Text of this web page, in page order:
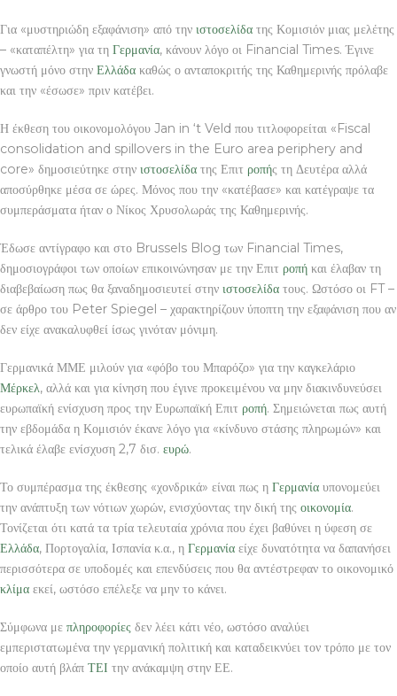
Για «μυστηριώδη εξαφάνιση» από την ιστοσελίδα της Κομισιόν μιας μελέτης
– «καταπέλτη» για τη Γερμανία, κάνουν λόγο οι Financial Times. Έγινε
γνωστή μόνο στην Ελλάδα καθώς ο ανταποκριτής της Καθημερινής πρόλαβε
και την «έσωσε» πριν κατέβει.
Η έκθεση του οικονομολόγου Jan in ‘t Veld που τιτλοφορείται «Fiscal
consolidation and spillovers in the Euro area periphery and
core» δημοσιεύτηκε στην ιστοσελίδα της Επιτ ροπής τη Δευτέρα αλλά
αποσύρθηκε μέσα σε ώρες. Μόνος που την «κατέβασε» και κατέγραψε τα
συμπεράσματα ήταν ο Νίκος Χρυσολωράς της Καθημερινής.
Έδωσε αντίγραφο και στο Brussels Blog των Financial Times,
δημοσιογράφοι των οποίων επικοινώνησαν με την Επιτ ροπή και έλαβαν τη
διαβεβαίωση πως θα ξαναδημοσιευτεί στην ιστοσελίδα τους. Ωστόσο οι FT –
σε άρθρο του Peter Spiegel – χαρακτηρίζουν ύποπτη την εξαφάνιση που αν
δεν είχε ανακαλυφθεί ίσως γινόταν μόνιμη.
Γερμανικά ΜΜΕ μιλούν για «φόβο του Μπαρόζο» για την καγκελάριο
Μέρκελ, αλλά και για κίνηση που έγινε προκειμένου να μην διακινδυνεύσει
ευρωπαϊκή ενίσχυση προς την Ευρωπαϊκή Επιτ ροπή. Σημειώνεται πως αυτή
την εβδομάδα η Κομισιόν έκανε λόγο για «κίνδυνο στάσης πληρωμών» και
τελικά έλαβε ενίσχυση 2,7 δισ. ευρώ.
Το συμπέρασμα της έκθεσης «χονδρικά» είναι πως η Γερμανία υπονομεύει
την ανάπτυξη των νότιων χωρών, ενισχύοντας την δική της οικονομία.
Τονίζεται ότι κατά τα τρία τελευταία χρόνια που έχει βαθύνει η ύφεση σε
Ελλάδα, Πορτογαλία, Ισπανία κ.α., η Γερμανία είχε δυνατότητα να δαπανήσει
περισσότερα σε υποδομές και επενδύσεις που θα αντέστρεφαν το οικονομικό
κλίμα εκεί, ωστόσο επέλεξε να μην το κάνει.
Σύμφωνα με πληροφορίες δεν λέει κάτι νέο, ωστόσο αναλύει
εμπεριστατωμένα την γερμανική πολιτική και καταδεικνύει τον τρόπο με τον
οποίο αυτή βλάπ ΤΕΙ την ανάκαμψη στην ΕΕ.